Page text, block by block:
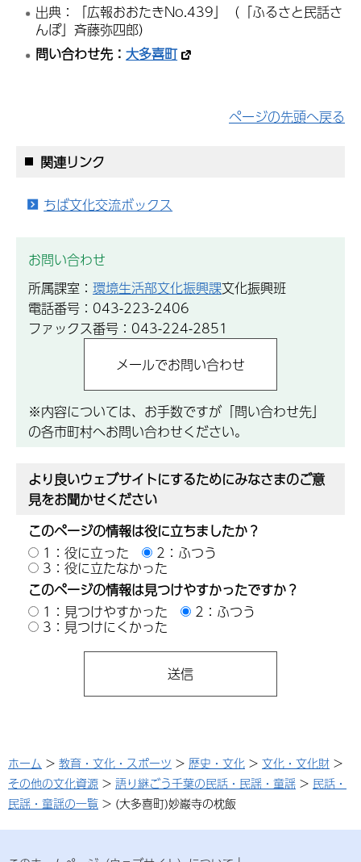
出典：「広報おおたきNo.439」（「ふるさと民話さ
んぽ」斉藤弥四郎）
問い合わせ先：大多喜町
ページの先頭へ戻る
関連リンク
ちば文化交流ボックス
お問い合わせ
所属課室： 環境生活部文化振興課文化振興班
電話番号：043-223-2406
ファックス番号：043-224-2851
※内容については、お手数ですが「問い合わせ先」
の各市町村へお問い合わせください。
より良いウェブサイトにするためにみなさまのご意
見をお聞かせください
このページの情報は役に立ちましたか？
1：役に立った
2：ふつう
3：役に立たなかった
このページの情報は見つけやすかったですか？
1：見つけやすかった
2：ふつう
3：見つけにくかった
ホーム > 教育・文化・スポーツ > 歴史・文化 > 文化・文化財 >
その他の文化資源 > 語り継ごう千葉の民話・民謡・童謡 > 民話・
民謡・童謡の一覧 > (大多喜町)妙巌寺の枕飯